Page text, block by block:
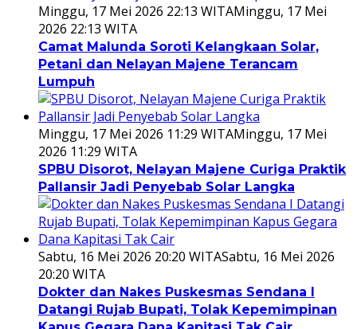
Minggu, 17 Mei 2026 22:13 WITAMinggu, 17 Mei
2026 22:13 WITA
Camat Malunda Soroti Kelangkaan Solar,
Petani dan Nelayan Majene Terancam
Lumpuh
Minggu, 17 Mei 2026 11:29 WITAMinggu, 17 Mei
2026 11:29 WITA
SPBU Disorot, Nelayan Majene Curiga Praktik
Pallansir Jadi Penyebab Solar Langka
Sabtu, 16 Mei 2026 20:20 WITASabtu, 16 Mei 2026
20:20 WITA
Dokter dan Nakes Puskesmas Sendana I
Datangi Rujab Bupati, Tolak Kepemimpinan